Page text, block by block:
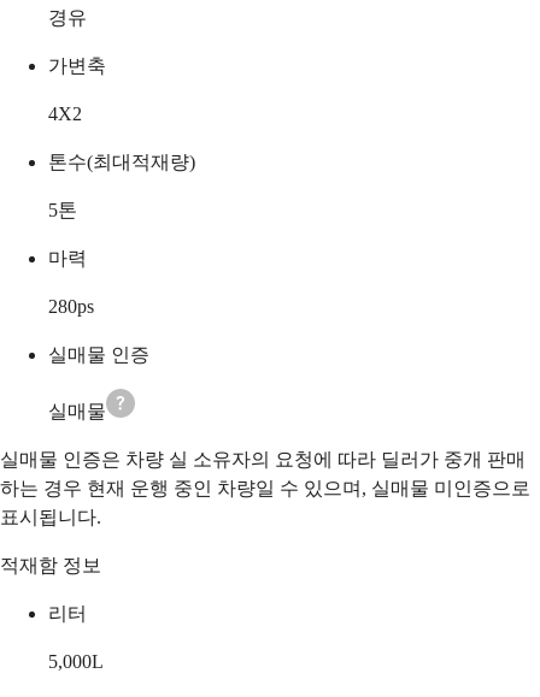
경유
가변축
4X2
톤수(최대적재량)
5톤
마력
280ps
실매물 인증
실매물
실매물 인증은 차량 실 소유자의 요청에 따라 딜러가 중개 판매
하는 경우 현재 운행 중인 차량일 수 있으며, 실매물 미인증으로
표시됩니다.
적재함 정보
리터
5,000L